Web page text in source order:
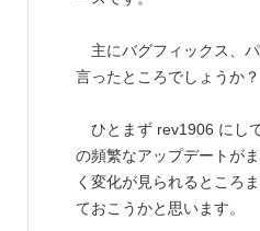
主にバグフィックス、
言ったところでしょうか？
ひとまず rev1906 にし
の頻繁なアップデートが
く変化が見られるところ
ておこうかと思います。